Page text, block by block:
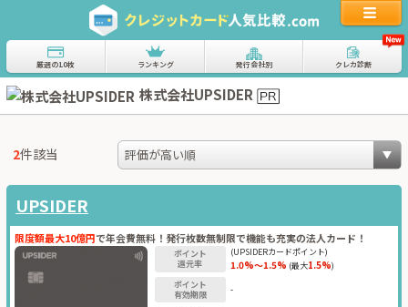
厳選の10枚 ランキング 発行会社別 クレカ診断
株式会社UPSIDER
2件該当
UPSIDER
限度額最大10億円で年会費無料！発行枚数無制限で機能も充実の法人カード！
ポイント
還元率
(UPSIDERカードポイント)
1.0%～1.5% (最大1.5%)
ポイント
有効期限
-